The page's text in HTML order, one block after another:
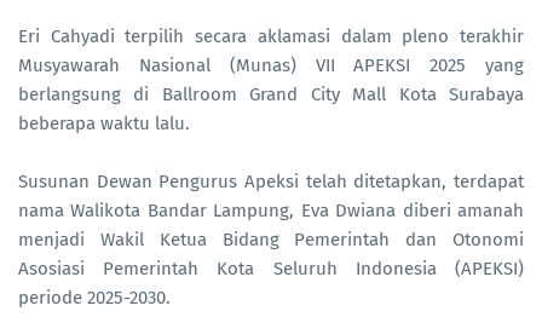
Eri Cahyadi terpilih secara aklamasi dalam pleno terakhir
Musyawarah Nasional (Munas) VII APEKSI 2025 yang
berlangsung di Ballroom Grand City Mall Kota Surabaya
beberapa waktu lalu.
Susunan Dewan Pengurus Apeksi telah ditetapkan, terdapat
nama Walikota Bandar Lampung, Eva Dwiana diberi amanah
menjadi Wakil Ketua Bidang Pemerintah dan Otonomi
Asosiasi Pemerintah Kota Seluruh Indonesia (APEKSI)
periode 2025-2030.